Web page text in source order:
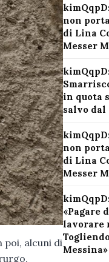
poi, alcuni di
non
di Lina
Messer
in quota
salvo dal
non
di Lina
Messer
«Pagare
lavorare
Messina»